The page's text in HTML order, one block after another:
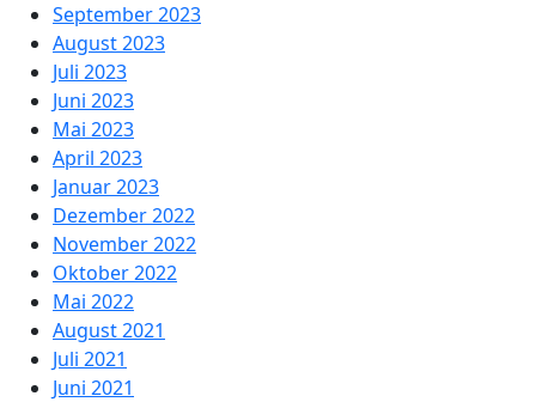
September 2023
August 2023
Juli 2023
Juni 2023
Mai 2023
April 2023
Januar 2023
Dezember 2022
November 2022
Oktober 2022
Mai 2022
August 2021
Juli 2021
Juni 2021